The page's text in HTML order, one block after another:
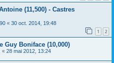
(11,500) - Castres
« 30 oct. 2014, 19:48
1 2
Guy Boniface (10,000)
« 28 mai 2012, 13:24